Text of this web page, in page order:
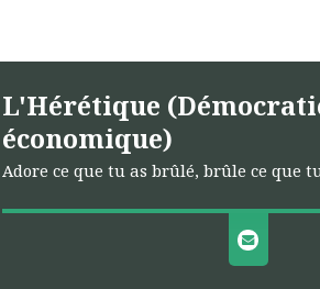
L'Hérétique
économique)
Adore ce que tu as brûlé, brûle ce que